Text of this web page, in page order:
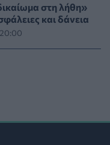
οικόσιτα και
Αττική
στη λήθη»
και δάνεια